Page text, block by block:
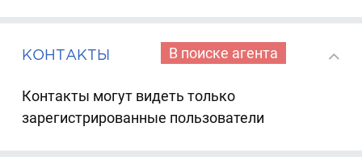
КОНТАКТЫ В поиске агента
Контакты могут видеть только
зарегистрированные пользователи